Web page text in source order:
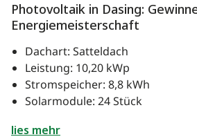
Photovoltaik in Dasing:
Energiemeisterschaft
Dachart: Satteldach
Leistung: 10,20 kWp
Stromspeicher: 8,8 kWh
Solarmodule: 24 Stück
lies mehr